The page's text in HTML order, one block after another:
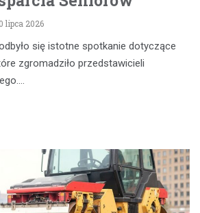
lipca 2026
się istotne spotkanie dotyczące
zgromadziło przedstawicieli